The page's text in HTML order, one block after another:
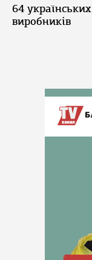
64 українських
виробників